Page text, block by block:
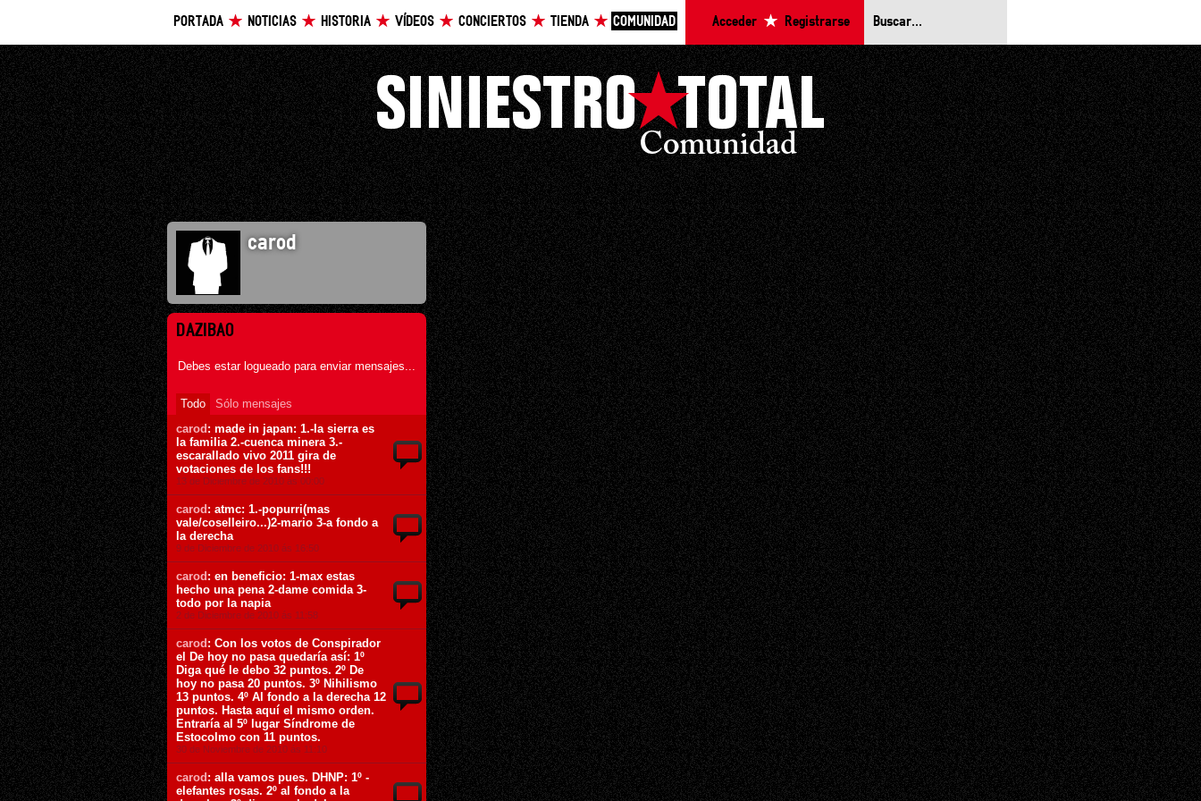
PORTADA NOTICIAS HISTORIA VÍDEOS CONCIERTOS TIENDA COMUNIDAD Acceder Registrarse
carod
DAZIBAO
Debes estar logueado para enviar mensajes...
Todo
Sólo mensajes
carod : made in japan: 1.-la sierra es
la familia 2.-cuenca minera 3.-
escarallado vivo 2011 gira de
votaciones de los fans!!!
13 de Diciembre de 2010 ás 00:00
carod : atmc: 1.-popurri(mas
vale/coselleiro...)2-mario 3-a fondo a
la derecha
9 de Diciembre de 2010 ás 16:50
carod : en beneficio: 1-max estas
hecho una pena 2-dame comida 3-
todo por la napia
2 de Diciembre de 2010 ás 11:58
carod : Con los votos de Conspirador
el De hoy no pasa quedaría así: 1º
Diga qué le debo 32 puntos. 2º De
hoy no pasa 20 puntos. 3º Nihilismo
13 puntos. 4º Al fondo a la derecha 12
puntos. Hasta aquí el mismo orden.
Entraría al 5º lugar Síndrome de
Estocolmo con 11 puntos.
30 de Noviembre de 2010 ás 11:10
carod : alla vamos pues. DHNP: 1º -
elefantes rosas. 2º al fondo a la